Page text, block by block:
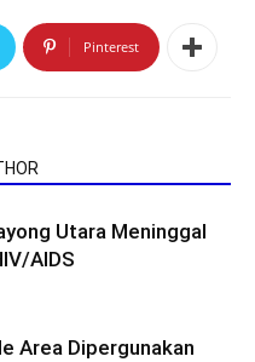
Pinterest
Utara Meninggal
AIDS
Area Dipergunakan